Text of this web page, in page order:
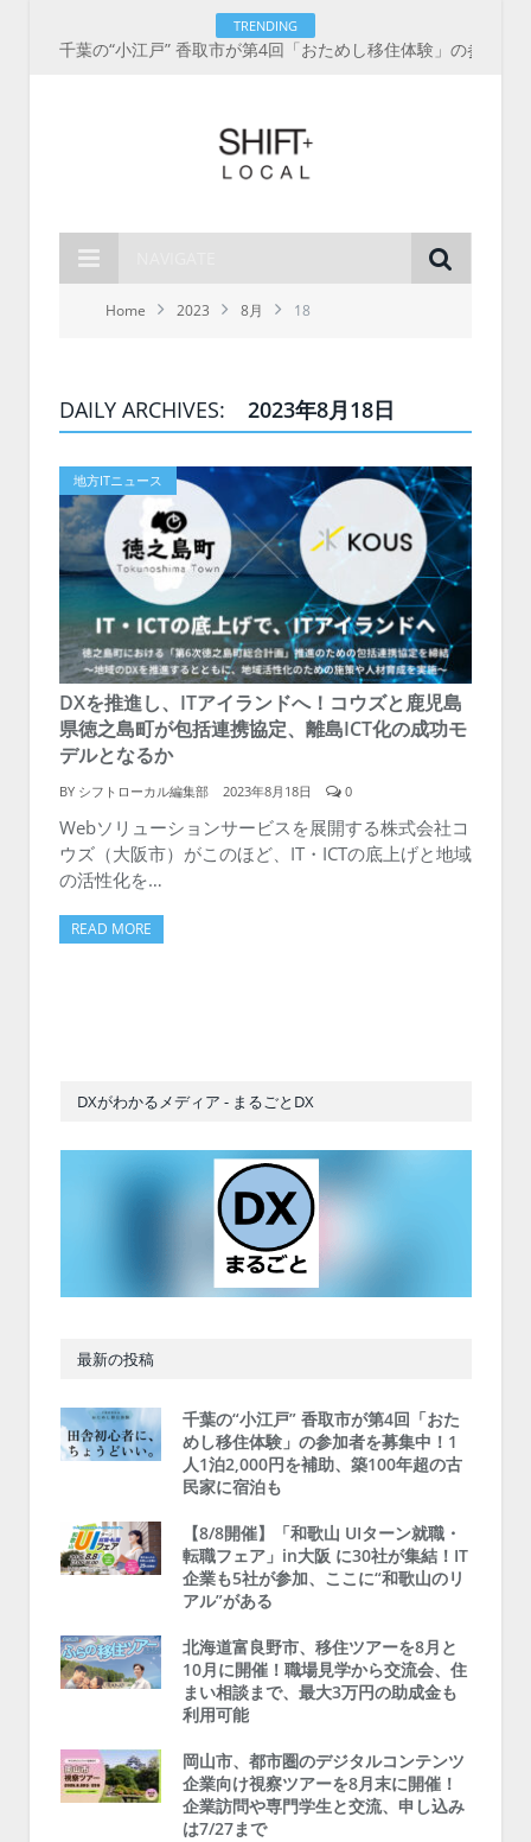
TRENDING
Home 2023 8月 18
DAILY ARCHIVES: 2023年8月18日
地方ITニュース
DXを推進し、ITアイランドへ！コウズと鹿児島
県徳之島町が包括連携協定、離島ICT化の成功モ
デルとなるか
BY シフトローカル編集部 2023年8月18日 0
Webソリューションサービスを展開する株式会社コ
ウズ（大阪市）がこのほど、IT・ICTの底上げと地域
の活性化を…
READ MORE
DXがわかるメディア - まるごとDX
最新の投稿
千葉の“小江戸” 香取市が第4回「おた
めし移住体験」の参加者を募集中！1
人1泊2,000円を補助、築100年超の古
民家に宿泊も
【8/8開催】「和歌山 UIターン就職・
転職フェア」in大阪 に30社が集結！IT
企業も5社が参加、ここに“和歌山のリ
アル”がある
北海道富良野市、移住ツアーを8月と
10月に開催！職場見学から交流会、住
まい相談まで、最大3万円の助成金も
利用可能
岡山市、都市圏のデジタルコンテンツ
企業向け視察ツアーを8月末に開催！
企業訪問や専門学生と交流、申し込み
は7/27まで